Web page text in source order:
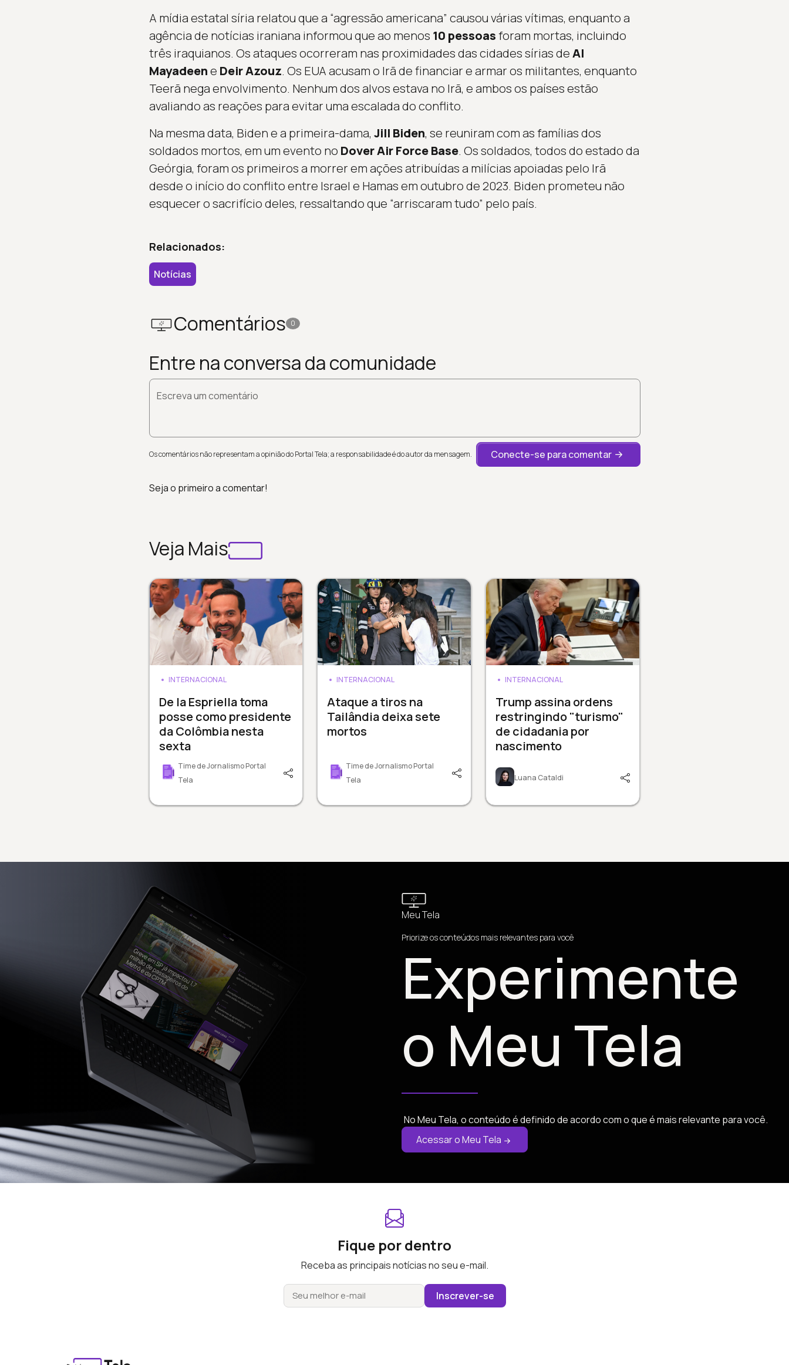
A mídia estatal síria relatou que a “agressão americana” causou várias vítimas, enquanto a
agência de notícias iraniana informou que ao menos 10 pessoasforam mortas, incluindo
três iraquianos. Os ataques ocorreram nas proximidades das cidades sírias deAl
Mayadeene Deir Azouz. Os EUA acusam o Irã de financiar e armar os militantes, enquanto
Teerã nega envolvimento. Nenhum dos alvos estava no Irã, e ambos os países estão
avaliando as reações para evitar uma escalada do conflito.
Na mesma data, Biden e a primeira-dama, Jill Biden, se reuniram com as famílias dos
soldados mortos, em um evento no Dover Air Force Base. Os soldados, todos do estado da
Geórgia, foram os primeiros a morrer em ações atribuídas a milícias apoiadas pelo Irã
desde o início do conflito entre Israel e Hamas em outubro de 2023. Biden prometeu não
esquecer o sacrifício deles, ressaltando que “arriscaram tudo” pelo país.
Relacionados:
Notícias
Comentários 0
Entre na conversa da comunidade
Escreva um comentário
Os comentários não representam a opinião do Portal Tela; a responsabilidade é do autor da mensagem. Conecte-se para comentar
Seja o primeiro a comentar!
Veja Mais
INTERNACIONAL
De la Espriella toma
posse como presidente
da Colômbia nesta
sexta
Time de Jornalismo Portal
Tela
INTERNACIONAL
Ataque a tiros na
Tailândia deixa sete
mortos
Time de Jornalismo Portal
Tela
INTERNACIONAL
Trump assina ordens
restringindo "turismo"
de cidadania por
nascimento
Luana Cataldi
Meu Tela
Priorize os conteúdos mais relevantes para você
Experimente
o Meu Tela
No Meu Tela, o conteúdo é definido de acordo com o que é mais relevante para você.
Acessar o Meu Tela
Fique por dentro
Receba as principais notícias no seu e-mail.
Inscrever-se